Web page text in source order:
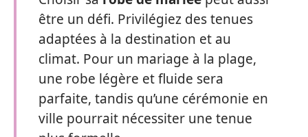
être un défi. Privilégiez des tenues
adaptées à la destination et au
climat. Pour un mariage à la plage,
une robe légère et fluide sera
parfaite, tandis qu’une cérémonie en
ville pourrait nécessiter une tenue